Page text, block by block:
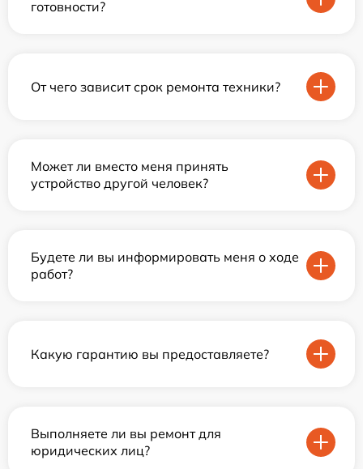
готовности?
От чего зависит срок ремонта техники?
Может ли вместо меня принять
устройство другой человек?
Будете ли вы информировать меня о ходе
работ?
Какую гарантию вы предоставляете?
Выполняете ли вы ремонт для
юридических лиц?